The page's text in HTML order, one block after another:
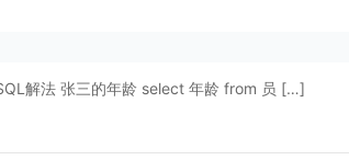
解法 张三的年龄 select 年龄 from 员 […]